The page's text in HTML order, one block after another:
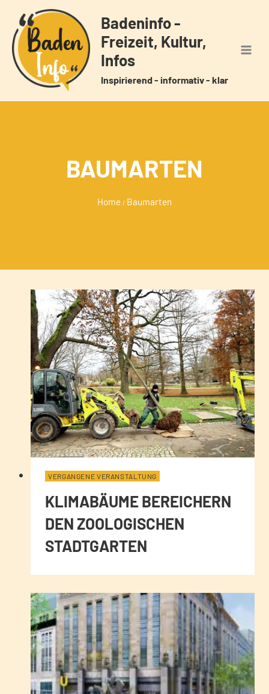
Inhalt
springen
Badeninfo -
Freizeit, Kultur,
Infos
Inspirierend - informativ - klar
BAUMARTEN
Home / Baumarten
VERGANGENE VERANSTALTUNG
KLIMABÄUME BEREICHERN
DEN ZOOLOGISCHEN
STADTGARTEN